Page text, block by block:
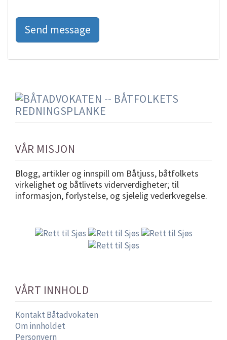
VÅR MISJON
Blogg, artikler og innspill om Båtjuss, båtfolkets
virkelighet og båtlivets viderverdigheter; til
informasjon, forlystelse, og sjelelig vederkvegelse.
VÅRT INNHOLD
Kontakt Båtadvokaten
Om innholdet
Personvern